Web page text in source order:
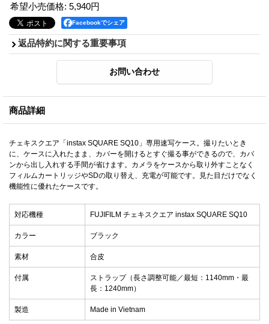
希望小売価格: 5,940円
Facebookでシェア
返品特約に関する重要事項
商品詳細
チェキスクエア「instax SQUARE SQ10」専用速写ケース。撮りたいとき
に、ケースに入れたまま、カバーを開けるとすぐ撮る事ができるので、カバ
ンから出し入れする手間が省けます。カメラをケースから取り外すことなく
フィルムカートリッジやSDの取り替え、充電が可能です。見た目だけでなく
機能性に優れたケースです。
対応機種 FUJIFILM チェキスクエア instax SQUARE SQ10
カラー ブラック
素材 合皮
付属
ストラップ（長さ調整可能／最短：1140mm・最
長：1240mm）
製造 Made in Vietnam